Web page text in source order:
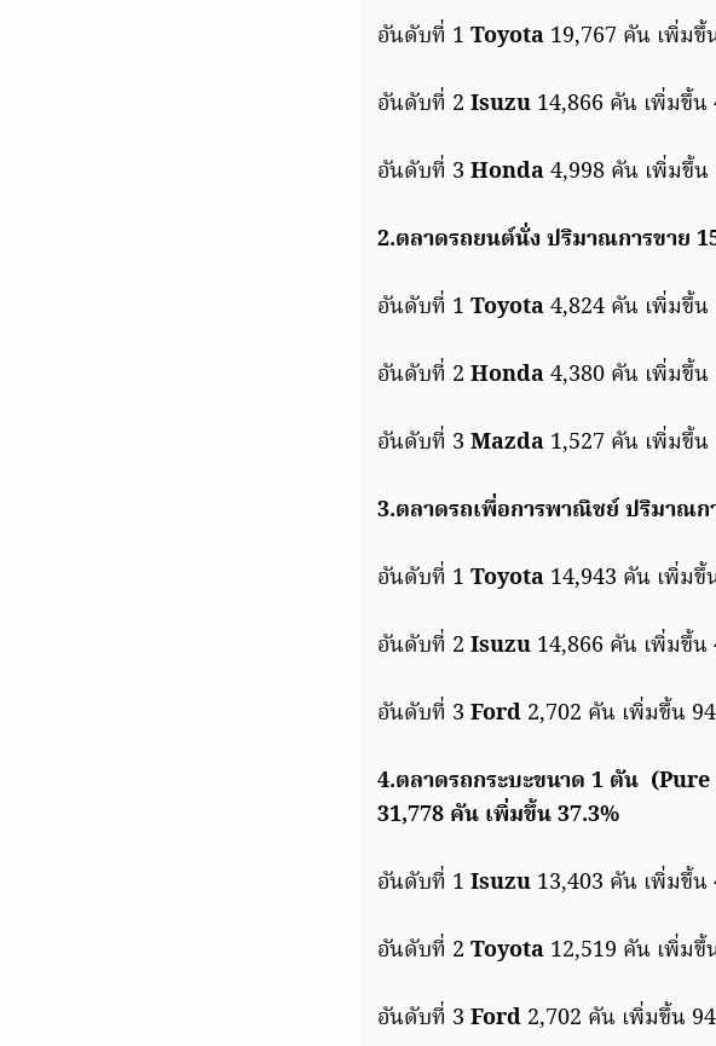
อันดับที่ 1 Toyota 19,767 คัน เพิ่ม
อันดับที่ 2 Isuzu 14,866 คัน เพิ่มขึ้
อันดับที่ 3 Honda4,998 คัน เพิ่มขึ้
2.ตลาดรถยนต์นั่ง ปริมาณการขาย
อันดับที่ 1 Toyota4,824 คัน เพิ่มขึ้
อันดับที่ 2 Honda4,380 คัน เพิ่มขึ้
อันดับที่ 3 Mazda 1,527 คัน เพิ่มขึ้
3.ตลาดรถเพื่อการพาณิชย์ ปริมาณก
อันดับที่ 1 Toyota 14,943 คัน เพิ่ม
อันดับที่ 2 Isuzu 14,866 คัน เพิ่มขึ้
อันดับที่ 3 Ford 2,702 คัน เพิ่มขึ้น
4.ตลาดรถกระบะขนาด 1 ตัน
31,778 คัน เพิ่มขึ้น 37.3%
อันดับที่ 1 Isuzu 13,403 คัน เพิ่มขึ้
อันดับที่ 2 Toyota 12,519 คัน เพิ่ม
อันดับที่ 3 Ford 2,702 คัน เพิ่มขึ้น